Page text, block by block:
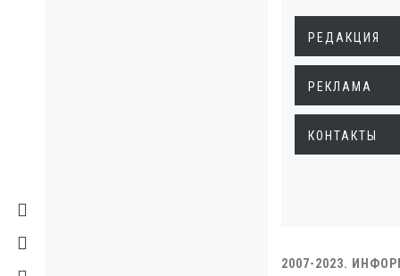
РЕДАКЦИЯ
РЕКЛАМА
КОНТАКТЫ
2007-2023.